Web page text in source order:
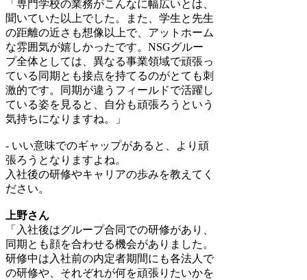
「専門学校の業務がこんなに幅広いとは、
聞いていた以上でした。また、学生と先生
の距離の近さも想像以上で、アットホーム
な雰囲気が嬉しかったです。NSGグルー
プ全体としては、異なる事業領域で頑張っ
ている同期とも接点を持てるのがとても刺
激的です。同期が違うフィールドで活躍し
ている姿を見ると、自分も頑張ろうという
気持ちになりますね。」
- いい意味でのギャップがあると、より頑
張ろうとなりますよね。
入社後の研修やキャリアの歩みを教えてく
ださい。
上野さん
「入社後はグループ合同での研修があり、
同期とも顔を合わせる機会がありました。
研修中は入社前の内定者期間にも各法人で
の研修や、それぞれが何を頑張りたいかを